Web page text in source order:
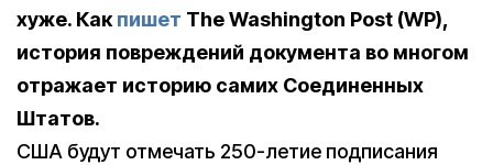
хуже. Какпишет The Washington Post (WP),
история повреждений документа во многом
отражает историю самих Соединенных
Штатов.
США будут отмечать 250-летие подписания